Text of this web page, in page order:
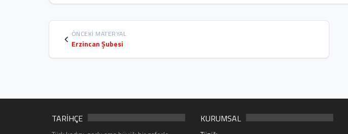
ÖNCEKI MATERYAL
Erzincan Şubesi
TARİHÇE KURUMSAL